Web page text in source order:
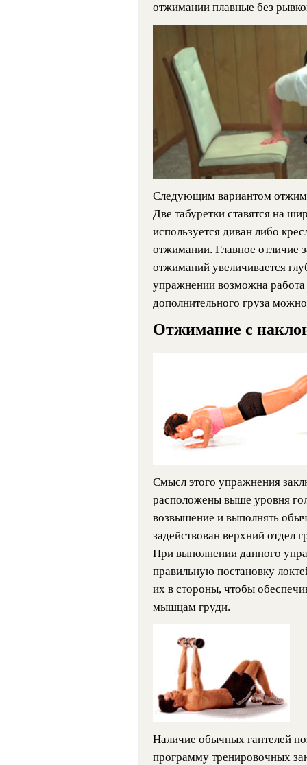
отжимании плавные без
Следующим вариантом
Две табуретки ставятся на
используется диван либо
отжимании. Главное отличие
отжиманий увеличивается
упражнении возможна
дополнительного груза
Отжимание с
Смысл этого упражнения
расположены выше уровня
возвышение и выполнять
задействован верхний отдел
При выполнении данного
правильную постановку
их в стороны, чтобы
мышцам груди.
Наличие обычных гантелей
программу тренировочных